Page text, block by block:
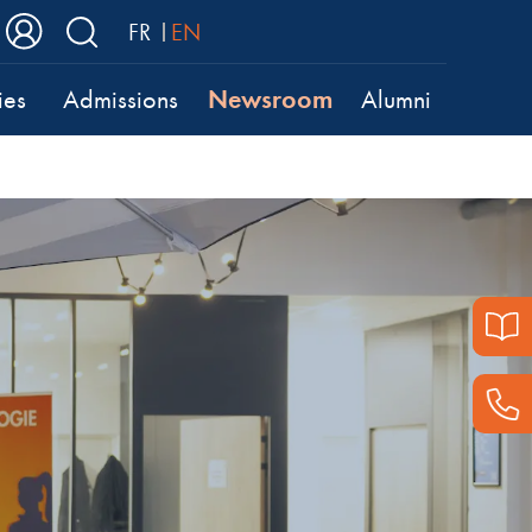
FR EN
Admissions Newsroom Alumni